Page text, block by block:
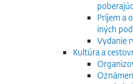
Príjem a
iných
Vydanie
Kultúra a